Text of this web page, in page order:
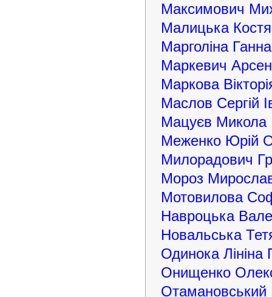
Максимович
Малицька
Марголіна
Маркевич
Маркова
Маслов Сергій
Мацуєв Микола
Меженко Юрій
Милорадович
Мороз
Мотовилова
Навроцька
Новальська
Одинока Лініна
Онищенко